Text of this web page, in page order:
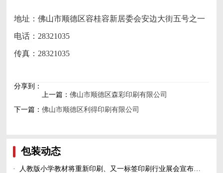
地址：佛山市顺德区容桂容新居委会安边大街五号之一
电话：28321035
传真：28321035
分享到：
上一篇： 佛山市顺德区森彩印刷有限公司
下一篇： 佛山市顺德区利得印刷有限公司
包装动态
·
人教版小学教材将重新印刷、又一标签印刷行业展会宣布延期、5家造纸及包装印刷富豪上榜新财富500富人榜......